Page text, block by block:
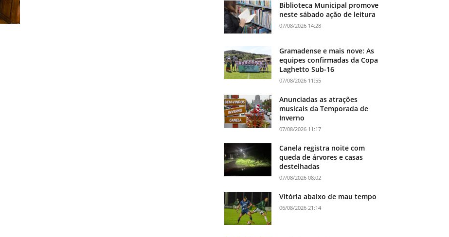
Biblioteca Municipal promove
neste sábado ação de leitura
07/08/2026 14:28
Gramadense e mais nove: As
equipes confirmadas da Copa
Laghetto Sub-16
07/08/2026 11:55
Anunciadas as atrações
musicais da Temporada de
Inverno
07/08/2026 11:17
Canela registra noite com
queda de árvores e casas
destelhadas
07/08/2026 08:02
Vitória abaixo de mau tempo
06/08/2026 21:14